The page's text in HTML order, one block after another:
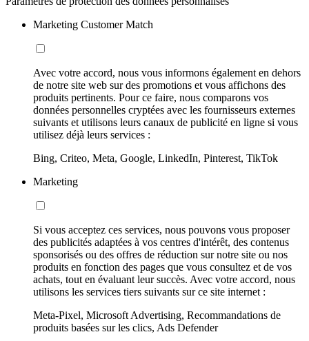
Marketing Customer Match
Avec votre accord, nous vous informons également en dehors
de notre site web sur des promotions et vous affichons des
produits pertinents. Pour ce faire, nous comparons vos
données personnelles cryptées avec les fournisseurs externes
suivants et utilisons leurs canaux de publicité en ligne si vous
utilisez déjà leurs services :
Bing, Criteo, Meta, Google, LinkedIn, Pinterest, TikTok
Marketing
Si vous acceptez ces services, nous pouvons vous proposer
des publicités adaptées à vos centres d'intérêt, des contenus
sponsorisés ou des offres de réduction sur notre site ou nos
produits en fonction des pages que vous consultez et de vos
achats, tout en évaluant leur succès. Avec votre accord, nous
utilisons les services tiers suivants sur ce site internet :
Meta-Pixel, Microsoft Advertising, Recommandations de
produits basées sur les clics, Ads Defender